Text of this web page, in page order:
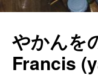
やかんを
Francis